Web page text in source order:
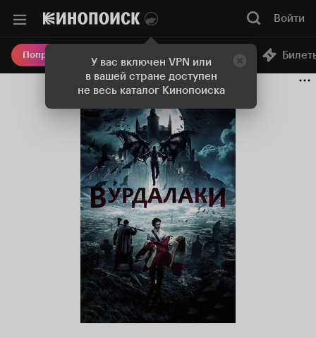
У вас включен VPN или
в вашей стране доступен
не весь каталог Кинопоиска
Войти
Попробовать Плюс Онлайн-кинотеатр